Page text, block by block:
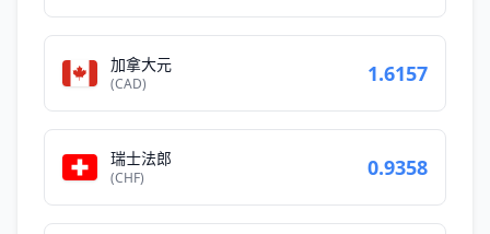
加拿大元
(CAD) 1.6157
瑞士法郎
(CHF) 0.9358